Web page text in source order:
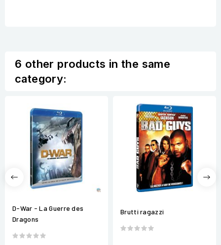
6 other products in the same
category:
D-War - La Guerre des
Dragons
Brutti ragazzi